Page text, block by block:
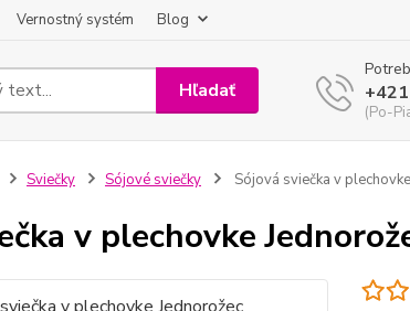
Vernostný systém Blog
Hľadať
(Po-
Sviečky Sójové sviečky Sójová sviečka v
v plechovke